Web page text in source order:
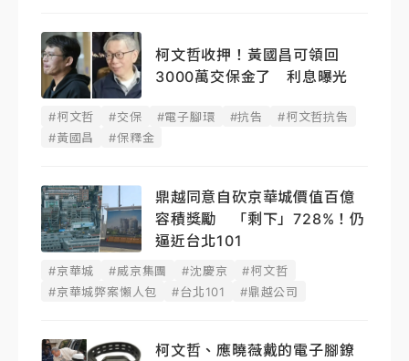
柯文哲收押！黃國昌可領回
3000萬交保金了 利息曝光
#柯文哲 #交保 #電子腳環 #抗告
#柯文哲抗告
#黃國昌
#保釋金
鼎越同意自砍京華城價值百億
容積獎勵 「剩下」728%！仍
逼近台北101
#京華城 #威京集團 #沈慶京
#柯文哲
#京華城弊案懶人包
#台北101 #鼎越公司
柯文哲、應曉薇戴的電子腳鐐